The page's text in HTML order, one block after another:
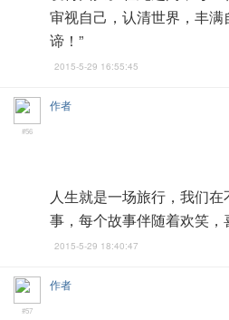
审视自己，认清世界，丰
谛！”
2015-5-29 16:55:45
作者
#56
人生就是一场旅行，我们
事，每个故事伴随着欢笑，
2015-5-29 18:40:47
作者
#57